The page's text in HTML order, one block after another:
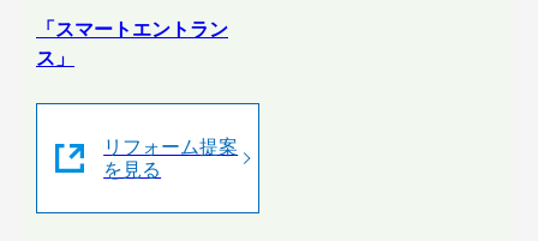
「スマートエントラン
ス」
リフォーム提案
を見る